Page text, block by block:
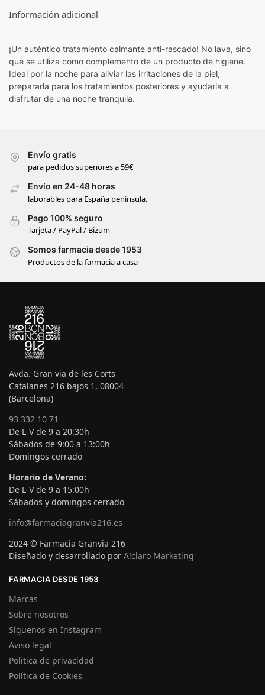
Información adicional
¡Un auténtico tratamiento calmante anti-rascado! No lava, sino
que se utiliza como complemento de un producto de higiene.
Ideal por la noche para aliviar las irritaciones de la piel,
prepararla para los tratamientos posteriores y ayudarla a
disfrutar de una noche tranquila.
Envío gratis
para pedidos superiores a 59€
Envío en 24-48 horas
laborables para España península.
Pago 100% seguro
Tarjeta / PayPal / Bizum
Somos farmacia desde 1953
Productos de la farmacia a casa
Avda. Gran via de les Corts
Catalanes 216 bajos 1, 08004
(Barcelona)
93 332 10 71
De L-V de 9 a 20:30h
Sábados de 9:00 a 13:00h
Domingos cerrado
Horario de Verano:
De L-V de 9 a 15:00h
Sábados y domingos cerrado
info@farmaciagranvia216.es
2024 © Farmacia Granvia 216
Diseñado y desarrollado por A!claro Marketing
FARMACIA DESDE 1953
Marcas
Sobre nosotros
Síguenos en Instagram
Aviso legal
Política de privacidad
Política de Cookies